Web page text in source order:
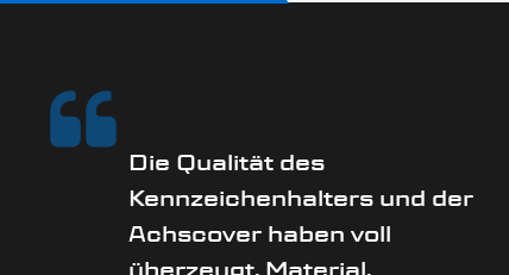
Die Qualität des
Kennzeichenhalters und der
Achscover haben voll